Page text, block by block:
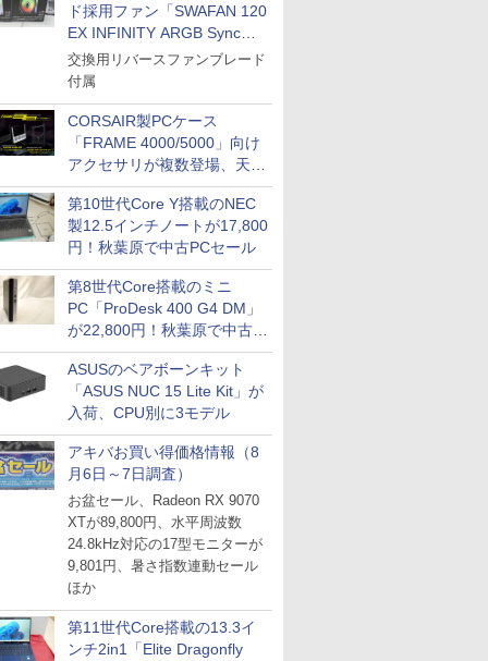
ド採用ファン「SWAFAN 120
EX INFINITY ARGB Sync」
に単品パッケージ
交換用リバースファンブレード
付属
CORSAIR製PCケース
「FRAME 4000/5000」向け
アクセサリが複数登場、天然
木製パネルや背面コネクタ対
応トレイなど
第10世代Core Y搭載のNEC
製12.5インチノートが17,800
円！秋葉原で中古PCセール
第8世代Core搭載のミニ
PC「ProDesk 400 G4 DM」
が22,800円！秋葉原で中古
PCセール
ASUSのベアボーンキット
「ASUS NUC 15 Lite Kit」が
入荷、CPU別に3モデル
アキバお買い得価格情報（8
月6日～7日調査）
お盆セール、Radeon RX 9070
XTが89,800円、水平周波数
24.8kHz対応の17型モニターが
9,801円、暑さ指数連動セール
ほか
第11世代Core搭載の13.3イ
ンチ2in1「Elite Dragonfly